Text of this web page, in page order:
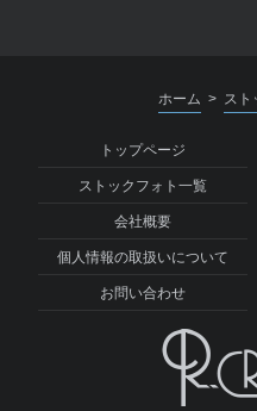
ホーム > スト
トップページ
ストックフォト一覧
会社概要
個人情報の取扱いについて
お問い合わせ